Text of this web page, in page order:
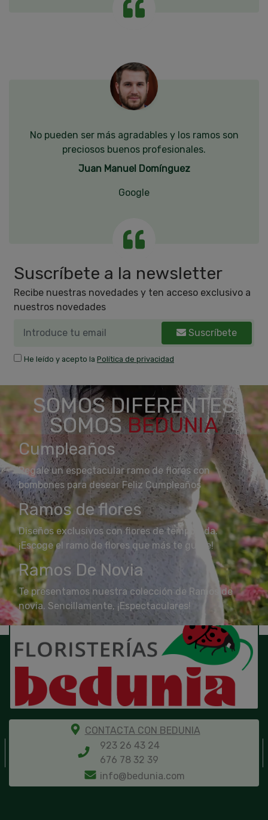
No pueden ser más agradables y los ramos son
preciosos buenos profesionales.
Juan Manuel Domínguez
Google
Suscríbete a la newsletter
Recibe nuestras novedades y ten acceso exclusivo a
nuestros novedades
Suscríbete
He leído y acepto la Política de privacidad
SOMOS DIFERENTES
SOMOSBEDUNIA
Cumpleaños
Regale un espectacular ramo de flores con
bombones para desear Feliz Cumpleaños
Ramos de flores
Diseños exclusivos con flores de temporada.
¡Escoge el ramo de flores que más te guste!
Ramos De Novia
Te presentamos nuestra colección de Ramos de
novia. Sencillamente, ¡Espectaculares!
CONTACTA CON BEDUNIA
923 26 43 24
676 78 32 39
info@bedunia.com